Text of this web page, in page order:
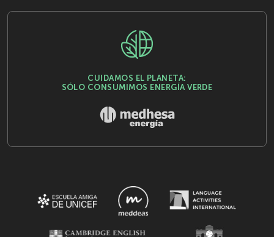
CUIDAMOS EL PLANETA:
SÓLO CONSUMIMOS ENERGÍA VERDE